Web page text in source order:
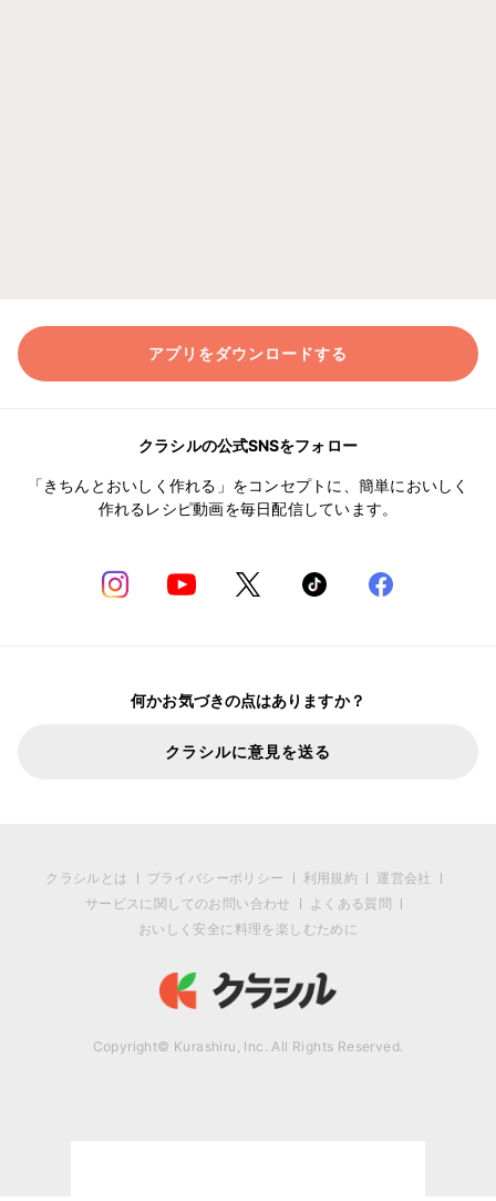
アプリをダウンロードする
クラシルの公式SNSをフォロー
「きちんとおいしく作れる」をコンセプトに、簡単においしく
作れるレシピ動画を毎日配信しています。
何かお気づきの点はありますか？
クラシルに意見を送る
クラシルとは プライバシーポリシー 利用規約
運営会社
サービスに関してのお問い合わせ
よくある質問
おいしく安全に料理を楽しむために
Copyright© Kurashiru, Inc. All Rights Reserved.